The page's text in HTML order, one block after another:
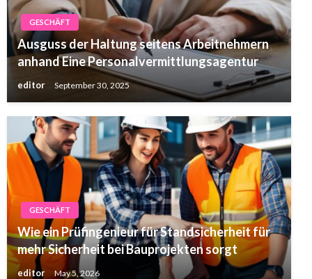
GESCHÄFT
Ausguss der Haltung seitens Arbeitnehmern
anhand Eine Personalvermittlungsagentur
editor September 30, 2025
GESCHÄFT
Wie ein Prüfingenieur für Standsicherheit für
mehr Sicherheit bei Bauprojekten sorgt
editor May 5, 2026